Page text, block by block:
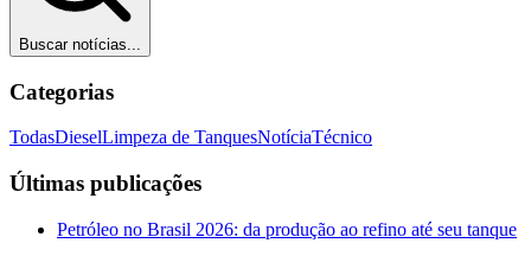
Buscar notícias...
Categorias
TodasDieselLimpeza de TanquesNotíciaTécnico
Últimas publicações
Petróleo no Brasil 2026: da produção ao refino até seu tanque